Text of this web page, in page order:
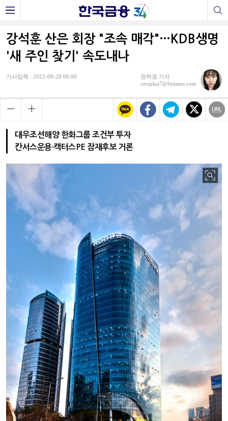
강석훈 산은 회장 "조속 매각"…KDB생명
'새 주인 찾기' 속도내나
기사입력 : 2022-09-28 06:00
전하경 기자
ceciplus7@fntimes.com
대우조선해양 한화그룹 조건부 투자
칸서스운용·캑터스PE 잠재후보 거론